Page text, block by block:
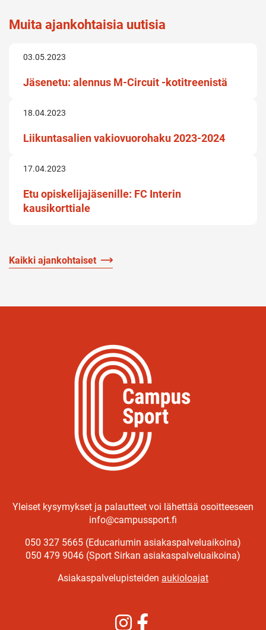
Muita ajankohtaisia uutisia
03.05.2023
Jäsenetu: alennus M-Circuit -kotitreenistä
18.04.2023
Liikuntasalien vakiovuorohaku 2023-2024
17.04.2023
Etu opiskelijajäsenille: FC Interin
kausikorttiale
Kaikki ajankohtaiset
Yleiset kysymykset ja palautteet voi lähettää osoitteeseen
info@campussport.fi
050 327 5665 (Educariumin asiakaspalveluaikoina)
050 479 9046 (Sport Sirkan asiakaspalveluaikoina)
Asiakaspalvelupisteiden aukioloajat
Instagram